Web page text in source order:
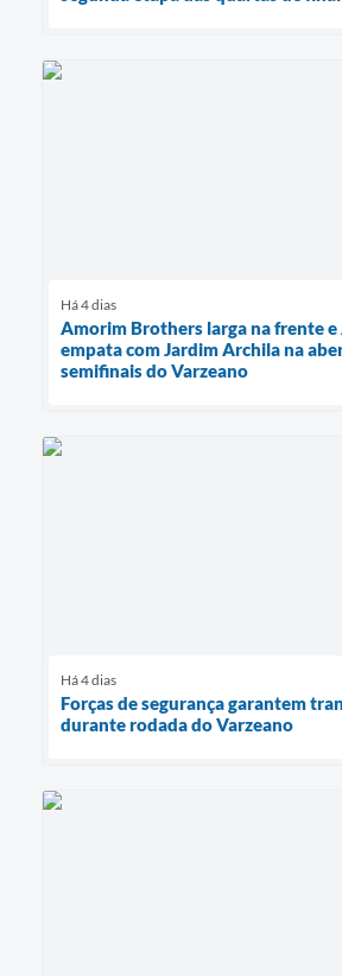
Há 4 dias
Amorim Brothers larga na frente
empata com Jardim Archila na
semifinais do Varzeano
Há 4 dias
Forças de segurança garantem
durante rodada do Varzeano